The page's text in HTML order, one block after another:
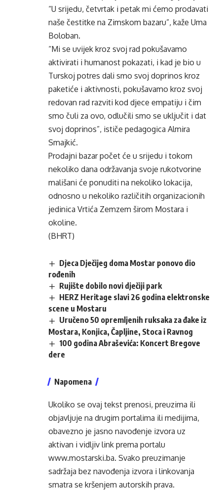
“U srijedu, četvrtak i petak mi ćemo prodavati
naše čestitke na Zimskom bazaru”, kaže Uma
Boloban.
“Mi se uvijek kroz svoj rad pokušavamo
aktivirati i humanost pokazati, i kad je bio u
Turskoj potres dali smo svoj doprinos kroz
paketiće i aktivnosti, pokušavamo kroz svoj
redovan rad razviti kod djece empatiju i čim
smo čuli za ovo, odlučili smo se uključit i dat
svoj doprinos”, ističe pedagogica Almira
Smajkić.
Prodajni bazar počet će u srijedu i tokom
nekoliko dana održavanja svoje rukotvorine
mališani će ponuditi na nekoliko lokacija,
odnosno u nekoliko različitih organizacionih
jedinica Vrtića Zemzem širom Mostara i
okoline.
(BHRT)
Djeca Dječijeg doma Mostar ponovo dio
rođenih
Rujište dobilo novi dječiji park
HERZ Heritage slavi 26 godina elektronske
scene u Mostaru
Uručeno 50 opremljenih ruksaka za đake iz
Mostara, Konjica, Čapljine, Stoca i Ravnog
100 godina Abraševića: Koncert Bregove
dere
Napomena
Ukoliko se ovaj tekst prenosi, preuzima ili
objavljuje na drugim portalima ili medijima,
obavezno je jasno navođenje izvora uz
aktivan i vidljiv link prema portalu
www.mostarski.ba. Svako preuzimanje
sadržaja bez navođenja izvora i linkovanja
smatra se kršenjem autorskih prava.